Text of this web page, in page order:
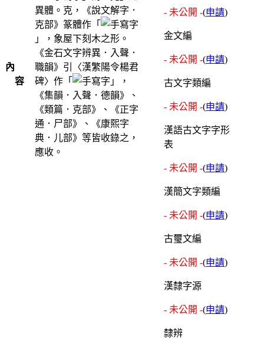
內
容
異體。克，《說文解字．
克部》篆體作「
」，象屋下刻木之形。
《金石文字辨異．入聲．
職韻》引〈漢繁陽令楊君
碑〉作「
」，
《集韻．入聲．德韻》、
《類篇．克部》、《正字
通．尸部》、《康熙字
典．儿部》等皆收錄之，
應收。
- 未公開 -(申請)
金文編
- 未公開 -(申請)
古文字類編
- 未公開 -(申請)
漢語古文字字形
表
- 未公開 -(申請)
漢簡文字類編
- 未公開 -(申請)
古璽文編
- 未公開 -(申請)
漢隸字源
- 未公開 -(申請)
隸辨